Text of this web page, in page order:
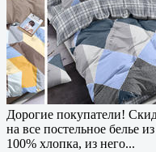
Дорогие покупатели!
на все постельное белье
100% хлопка, из него...